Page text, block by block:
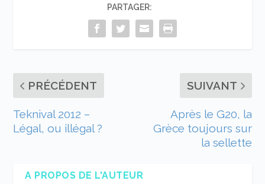
PARTAGER:
PRÉCÉDENT
Teknival 2012 –
Légal, ou illégal ?
SUIVANT
Après le G20, la
Grèce toujours sur
la sellette
A PROPOS DE L'AUTEUR